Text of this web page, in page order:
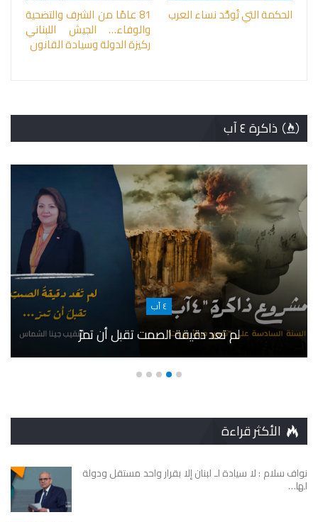
الحكمة التي تُوحِّد نساء العرب 81 عامًا من الشرف والتضحية
والوفاء… الجيش اللبناني
ركيزة الدولة وسيادة القانون
ذاكرة ٤ آب
٤ آب
لم تعد دقيقة الصمت تقبل أن تمرّ
الأكثر قراءة
نواف سلام : لا سيادة لـ لبنان إلا بقرار واحد مستقل ودولة
لها…